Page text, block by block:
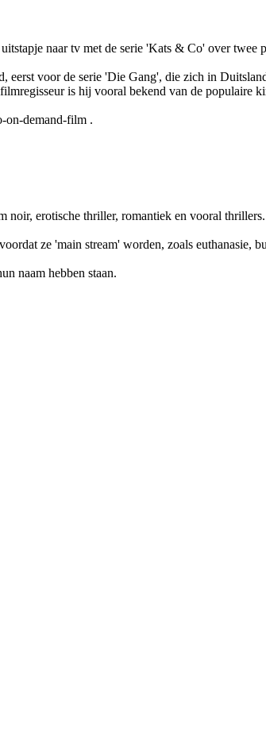
naar tv met de serie 'Kats & Co' over twee
eerst voor de serie 'Die Gang', die zich in
is hij vooral bekend van de populaire
on-demand-film .
noir, erotische thriller, romantiek en vooral thrillers.
ze 'main stream' worden, zoals euthanasie,
naam hebben staan.